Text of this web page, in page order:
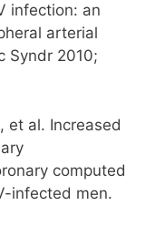
infection: an
arterial
Syndr 2010;
et al. Increased
computed
infected men.